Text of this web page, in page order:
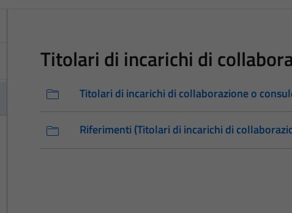
Titolari di incarichi di
Titolari di incarichi di collaborazione o
Riferimenti (Titolari di incarichi di